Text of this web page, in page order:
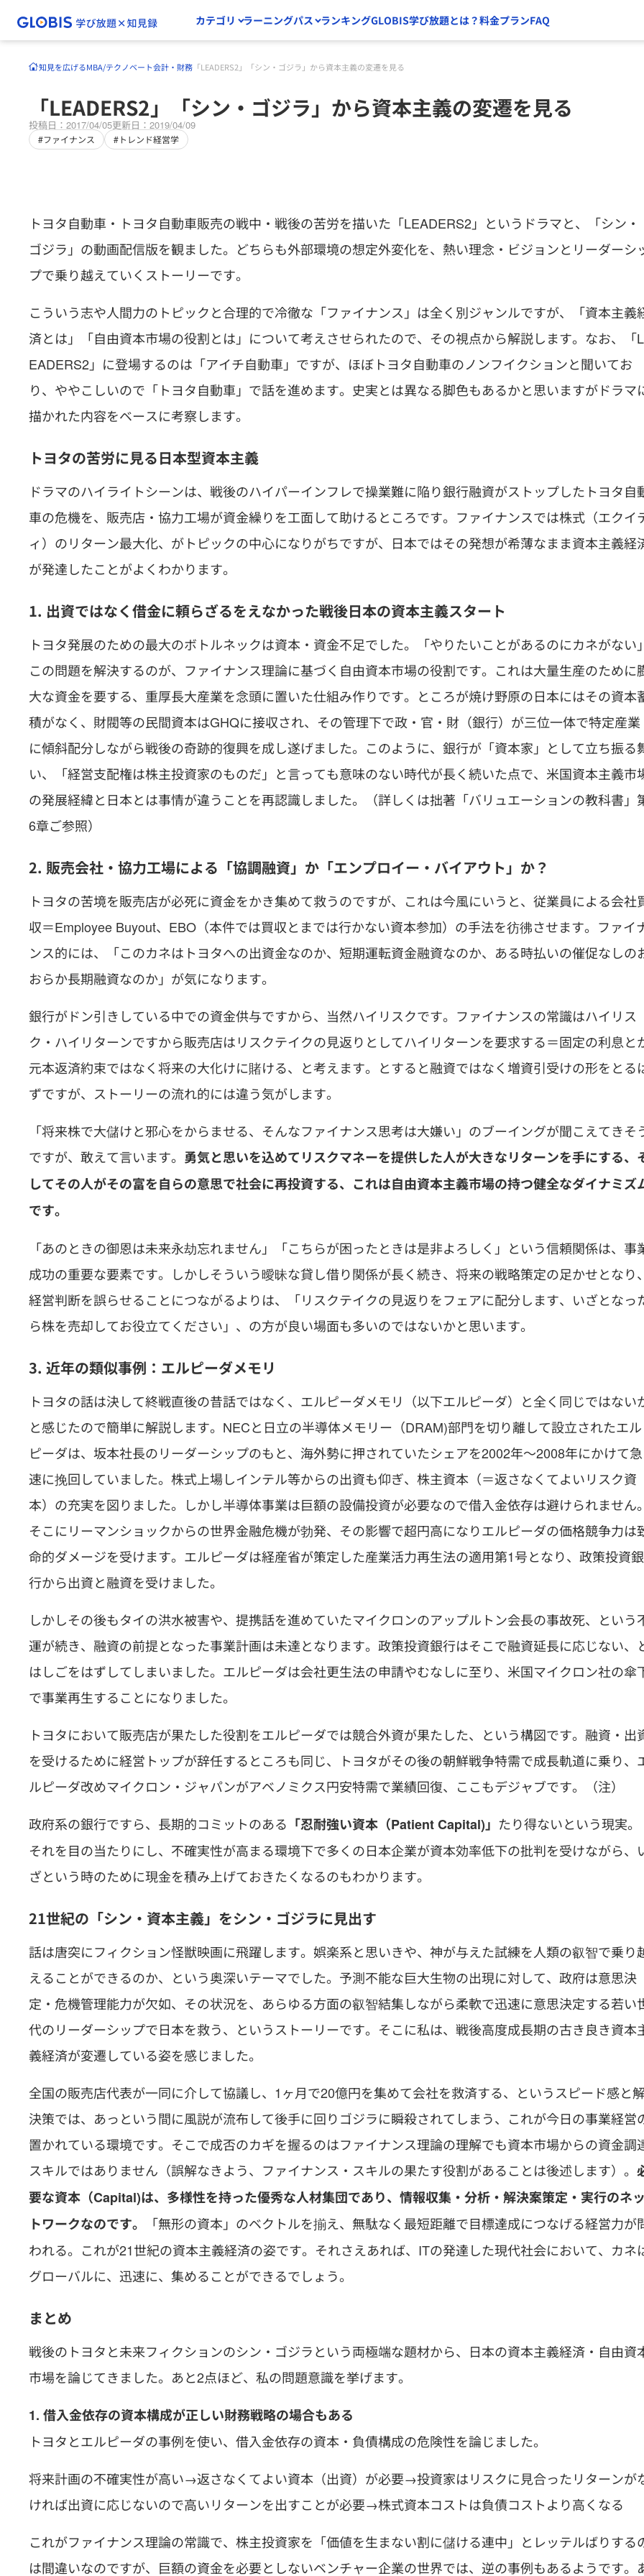
カテゴリ ラーニングパス ランキングGLOBIS学び放題とは？料金プランFAQ
知見を広げるMBA/テクノベート会計・財務 「LEADERS2」「シン・ゴジラ」から資本主義の変遷を見る
「LEADERS2」「シン・ゴジラ」から資本主義の変遷を見る
投稿日：2017/04/05更新日：2019/04/09
#ファイナンス #トレンド経営学
トヨタ自動車・トヨタ自動車販売の戦中・戦後の苦労を描いた「LEADERS2」というドラマと、「シン・
ゴジラ」の動画配信版を観ました。どちらも外部環境の想定外変化を、熱い理念・ビジョンとリーダーシ
プで乗り越えていくストーリーです。
こういう志や人間力のトピックと合理的で冷徹な「ファイナンス」は全く別ジャンルですが、「資本主義
済とは」「自由資本市場の役割とは」について考えさせられたので、その視点から解説します。なお、「L
EADERS2」に登場するのは「アイチ自動車」ですが、ほぼトヨタ自動車のノンフイクションと聞いてお
り、ややこしいので「トヨタ自動車」で話を進めます。史実とは異なる脚色もあるかと思いますがドラマ
描かれた内容をベースに考察します。
トヨタの苦労に見る日本型資本主義
ドラマのハイライトシーンは、戦後のハイパーインフレで操業難に陥り銀行融資がストップしたトヨタ自
車の危機を、販売店・協力工場が資金繰りを工面して助けるところです。ファイナンスでは株式（エクイ
ィ）のリターン最大化、がトピックの中心になりがちですが、日本ではその発想が希薄なまま資本主義経
が発達したことがよくわかります。
1. 出資ではなく借金に頼らざるをえなかった戦後日本の資本主義スタート
トヨタ発展のための最大のボトルネックは資本・資金不足でした。「やりたいことがあるのにカネがない」
この問題を解決するのが、ファイナンス理論に基づく自由資本市場の役割です。これは大量生産のために
大な資金を要する、重厚長大産業を念頭に置いた仕組み作りです。ところが焼け野原の日本にはその資本
積がなく、財閥等の民間資本はGHQに接収され、その管理下で政・官・財（銀行）が三位一体で特定産業
に傾斜配分しながら戦後の奇跡的復興を成し遂げました。このように、銀行が「資本家」として立ち振る
い、「経営支配権は株主投資家のものだ」と言っても意味のない時代が長く続いた点で、米国資本主義市
の発展経緯と日本とは事情が違うことを再認識しました。（詳しくは拙著「バリュエーションの教科書」
6章ご参照）
2. 販売会社・協力工場による「協調融資」か「エンプロイー・バイアウト」か？
トヨタの苦境を販売店が必死に資金をかき集めて救うのですが、これは今風にいうと、従業員による会社
収＝Employee Buyout、EBO（本件では買収とまでは行かない資本参加）の手法を彷彿させます。ファイ
ンス的には、「このカネはトヨタへの出資金なのか、短期運転資金融資なのか、ある時払いの催促なしの
おらか長期融資なのか」が気になります。
銀行がドン引きしている中での資金供与ですから、当然ハイリスクです。ファイナンスの常識はハイリス
ク・ハイリターンですから販売店はリスクテイクの見返りとしてハイリターンを要求する＝固定の利息と
元本返済約束ではなく将来の大化けに賭ける、と考えます。とすると融資ではなく増資引受けの形をとる
ずですが、ストーリーの流れ的には違う気がします。
「将来株で大儲けと邪心をからませる、そんなファイナンス思考は大嫌い」のブーイングが聞こえてきそ
ですが、敢えて言います。 勇気と思いを込めてリスクマネーを提供した人が大きなリターンを手にする、
してその人がその富を自らの意思で社会に再投資する、これは自由資本主義市場の持つ健全なダイナミズ
です。
「あのときの御恩は未来永劫忘れません」「こちらが困ったときは是非よろしく」という信頼関係は、事
成功の重要な要素です。しかしそういう曖昧な貸し借り関係が長く続き、将来の戦略策定の足かせとなり、
経営判断を誤らせることにつながるよりは、「リスクテイクの見返りをフェアに配分します、いざとなっ
ら株を売却してお役立てください」、の方が良い場面も多いのではないかと思います。
3. 近年の類似事例：エルピーダメモリ
トヨタの話は決して終戦直後の昔話ではなく、エルピーダメモリ（以下エルピーダ）と全く同じではない
と感じたので簡単に解説します。NECと日立の半導体メモリー（DRAM)部門を切り離して設立されたエル
ピーダは、坂本社長のリーダーシップのもと、海外勢に押されていたシェアを2002年〜2008年にかけて急
速に挽回していました。株式上場しインテル等からの出資も仰ぎ、株主資本（＝返さなくてよいリスク資
本）の充実を図りました。しかし半導体事業は巨額の設備投資が必要なので借入金依存は避けられません。
そこにリーマンショックからの世界金融危機が勃発、その影響で超円高になりエルピーダの価格競争力は
命的ダメージを受けます。エルピーダは経産省が策定した産業活力再生法の適用第1号となり、政策投資銀
行から出資と融資を受けました。
しかしその後もタイの洪水被害や、提携話を進めていたマイクロンのアップルトン会長の事故死、という
運が続き、融資の前提となった事業計画は未達となります。政策投資銀行はそこで融資延長に応じない、
はしごをはずしてしまいました。エルピーダは会社更生法の申請やむなしに至り、米国マイクロン社の傘
で事業再生することになりました。
トヨタにおいて販売店が果たした役割をエルピーダでは競合外資が果たした、という構図です。融資・出
を受けるために経営トップが辞任するところも同じ、トヨタがその後の朝鮮戦争特需で成長軌道に乗り、
ルピーダ改めマイクロン・ジャパンがアベノミクス円安特需で業績回復、ここもデジャブです。（注）
政府系の銀行ですら、長期的コミットのある 「忍耐強い資本（Patient Capital)」 たり得ないという現実。
それを目の当たりにし、不確実性が高まる環境下で多くの日本企業が資本効率低下の批判を受けながら、
ざという時のために現金を積み上げておきたくなるのもわかります。
21世紀の「シン・資本主義」をシン・ゴジラに見出す
話は唐突にフィクション怪獣映画に飛躍します。娯楽系と思いきや、神が与えた試練を人類の叡智で乗り
えることができるのか、という奥深いテーマでした。予測不能な巨大生物の出現に対して、政府は意思決
定・危機管理能力が欠如、その状況を、あらゆる方面の叡智結集しながら柔軟で迅速に意思決定する若い
代のリーダーシップで日本を救う、というストーリーです。そこに私は、戦後高度成長期の古き良き資本
義経済が変遷している姿を感じました。
全国の販売店代表が一同に介して協議し、1ヶ月で20億円を集めて会社を救済する、というスピード感と
決策では、あっという間に風説が流布して後手に回りゴジラに瞬殺されてしまう、これが今日の事業経営
置かれている環境です。そこで成否のカギを握るのはファイナンス理論の理解でも資本市場からの資金調
スキルではありません（誤解なきよう、ファイナンス・スキルの果たす役割があることは後述します）。
要な資本（Capital)は、多様性を持った優秀な人材集団であり、情報収集・分析・解決案策定・実行のネッ
トワークなのです。
「無形の資本」のベクトルを揃え、無駄なく最短距離で目標達成につなげる経営力が
われる。これが21世紀の資本主義経済の姿です。それさえあれば、ITの発達した現代社会において、カネ
グローバルに、迅速に、集めることができるでしょう。
まとめ
戦後のトヨタと未来フィクションのシン・ゴジラという両極端な題材から、日本の資本主義経済・自由資
市場を論じてきました。あと2点ほど、私の問題意識を挙げます。
1. 借入金依存の資本構成が正しい財務戦略の場合もある
トヨタとエルピーダの事例を使い、借入金依存の資本・負債構成の危険性を論じました。
将来計画の不確実性が高い→返さなくてよい資本（出資）が必要→投資家はリスクに見合ったリターンが
ければ出資に応じないので高いリターンを出すことが必要→株式資本コストは負債コストより高くなる
これがファイナンス理論の常識で、株主投資家を「価値を生まない割に儲ける連中」とレッテルばりする
は間違いなのですが、巨額の資金を必要としないベンチャー企業の世界では、逆の事例もあるようです。